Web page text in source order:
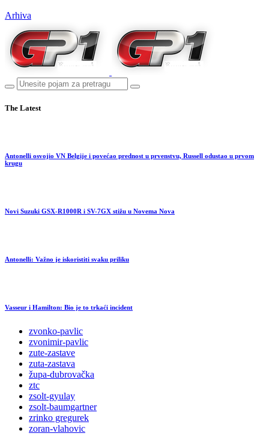
Arhiva
The Latest
Antonelli osvojio VN Belgije i povećao prednost u prvenstvu, Russell odustao u prvom
krugu
Novi Suzuki GSX-R1000R i SV-7GX stižu u Novema Nova
Antonelli: Važno je iskoristiti svaku priliku
Vasseur i Hamilton: Bio je to trkaći incident
zvonko-pavlic
zvonimir-pavlic
zute-zastave
zuta-zastava
župa-dubrovačka
ztc
zsolt-gyulay
zsolt-baumgartner
zrinko gregurek
zoran-vlahovic